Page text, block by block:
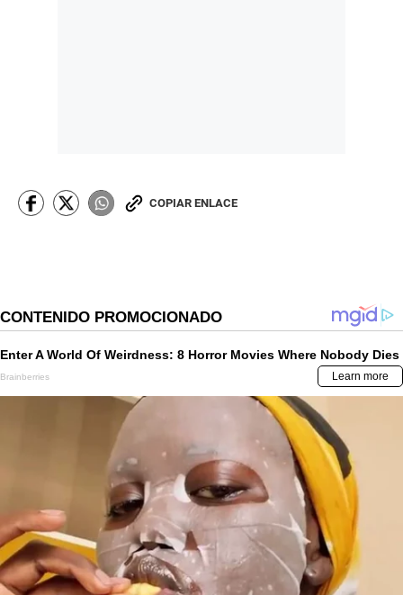
COPIAR ENLACE